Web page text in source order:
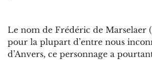
Le nom de Frédéric de Marselaer
pour la plupart d’entre nous
d’Anvers, ce personnage a